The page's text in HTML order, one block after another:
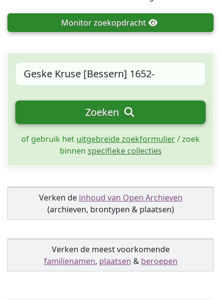
Monitorzoekopdracht
Zoeken
of gebruik het uitgebreide zoekformulier/ zoek
binnen specifieke collecties
Verken de inhoud van Open Archieven
(archieven, brontypen & plaatsen)
Verken de meest voorkomende
familienamen, plaatsen & beroepen